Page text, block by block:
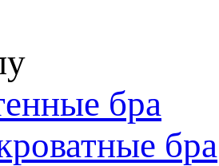
бра
бра